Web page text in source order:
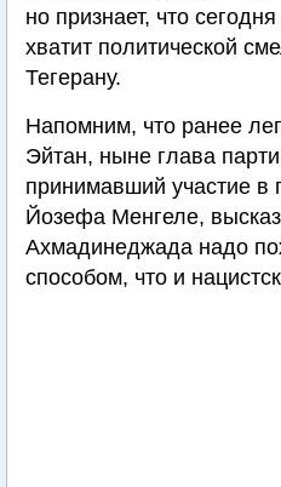
но признает, что
хватит политической
Тегерану.
Напомним, что ранее
Эйтан, ныне глава
принимавший участие в
Йозефа Менгеле,
Ахмадинеджада надо
способом, что и